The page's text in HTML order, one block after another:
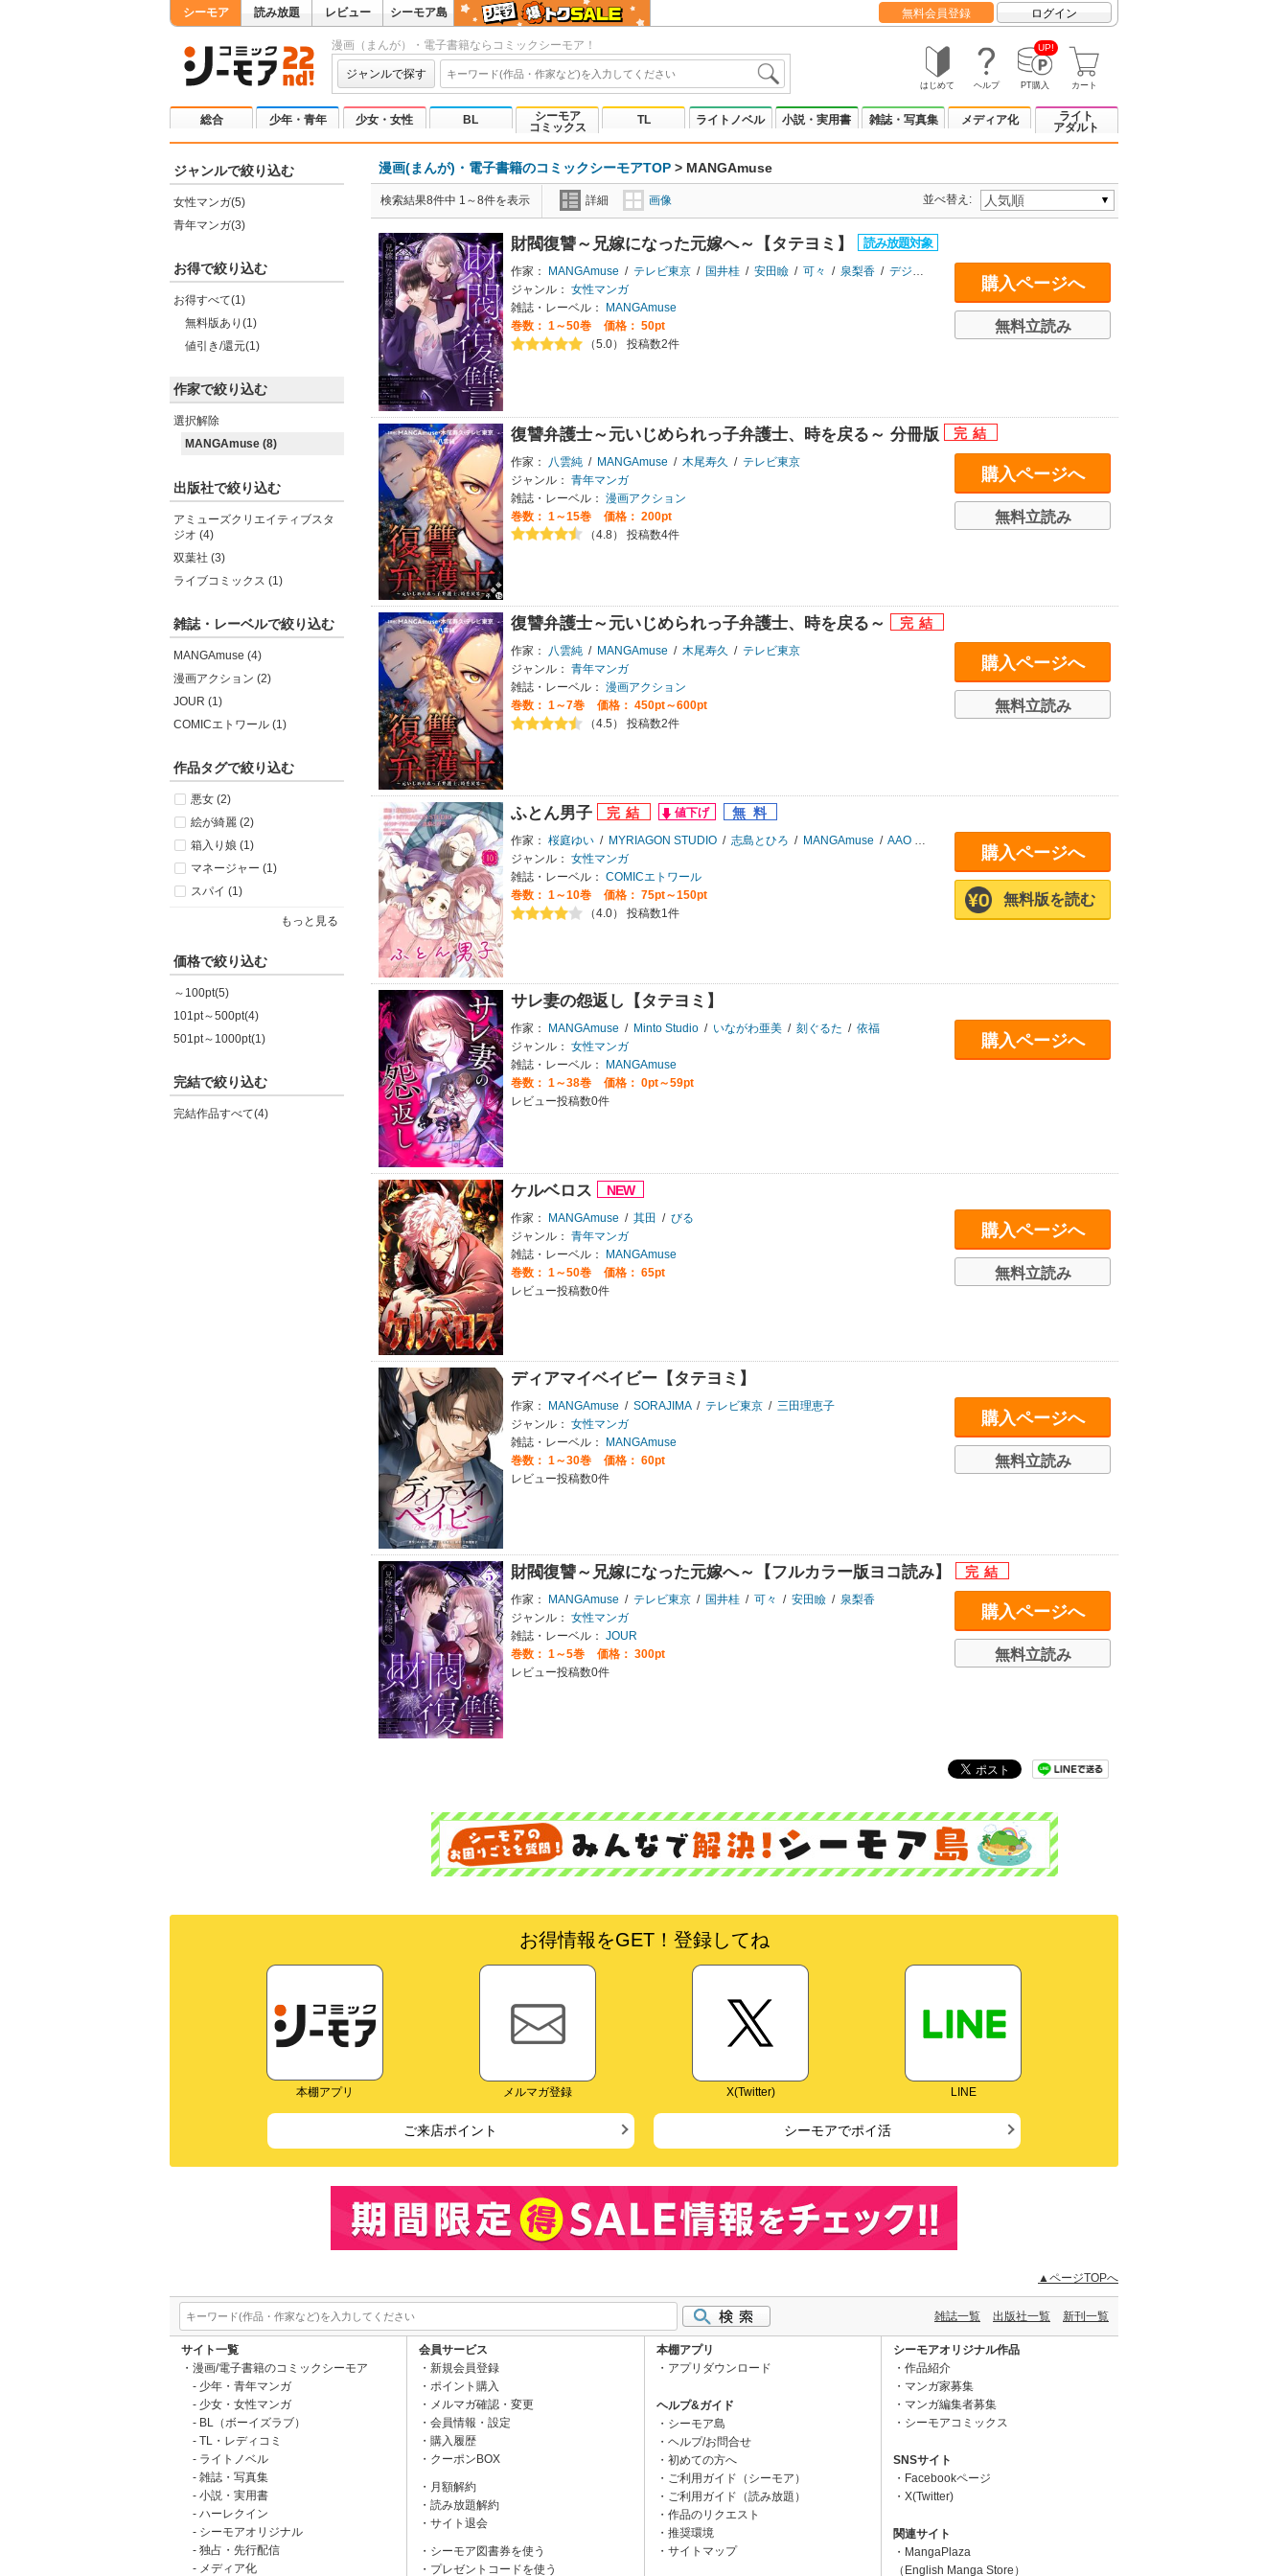
シーモア 読み放題 レビュー シーモア島 無料会員登録 ログイン
漫画（まんが）・電子書籍ならコミックシーモア！
ジャンルで探す
はじめて ヘルプ
UP!
PT購入 カート
総合 少年・青年 少女・女性 BL
シーモア
コミックス
TL ライトノベル 小説・実用書 雑誌・写真集 メディア化
ライト
アダルト
ジャンルで絞り込む
女性マンガ(5)
青年マンガ(3)
お得で絞り込む
お得すべて(1)
無料版あり(1)
値引き/還元(1)
作家で絞り込む
選択解除
MANGAmuse (8)
出版社で絞り込む
アミューズクリエイティブスタ
ジオ (4)
双葉社 (3)
ライブコミックス (1)
雑誌・レーベルで絞り込む
MANGAmuse (4)
漫画アクション (2)
JOUR (1)
COMICエトワール (1)
作品タグで絞り込む
悪女 (2)
絵が綺麗 (2)
箱入り娘 (1)
マネージャー (1)
スパイ (1)
もっと見る
価格で絞り込む
～100pt(5)
101pt～500pt(4)
501pt～1000pt(1)
完結で絞り込む
完結作品すべて(4)
漫画(まんが)・電子書籍のコミックシーモアTOP > MANGAmuse
検索結果8件中 1～8件を表示 詳細 画像 並べ替え:
財閥復讐～兄嫁になった元嫁へ～【タテヨミ】
作家： MANGAmuse / テレビ東京 / 国井桂 / 安田瞼 / 可々 / 泉梨香 / デジタル職人
ジャンル： 女性マンガ
雑誌・レーベル：
MANGAmuse
巻数： 1～50巻
価格： 50pt
（5.0） 投稿数2件
購入ページへ
無料立読み
復讐弁護士～元いじめられっ子弁護士、時を戻る～ 分冊版
作家： 八雲純 / MANGAmuse / 木尾寿久 / テレビ東京
ジャンル： 青年マンガ
雑誌・レーベル： 漫画アクション
巻数： 1～15巻
価格： 200pt
（4.8） 投稿数4件
購入ページへ
無料立読み
復讐弁護士～元いじめられっ子弁護士、時を戻る～
作家： 八雲純 / MANGAmuse / 木尾寿久 / テレビ東京
ジャンル： 青年マンガ
雑誌・レーベル： 漫画アクション
巻数： 1～7巻
価格： 450pt～600pt
（4.5） 投稿数2件
購入ページへ
無料立読み
ふとん男子
作家： 桜庭ゆい / MYRIAGON STUDIO / 志島とひろ / MANGAmuse / AAO Project
エトワール編集部
ジャンル： 女性マンガ
雑誌・レーベル： COMICエトワール
巻数： 1～10巻
価格： 75pt～150pt
（4.0） 投稿数1件
購入ページへ
無料版を読む
サレ妻の怨返し【タテヨミ】
作家： MANGAmuse / Minto Studio / いながわ亜美 / 刻ぐるた / 依福
ジャンル： 女性マンガ
雑誌・レーベル：
MANGAmuse
巻数： 1～38巻
価格： 0pt～59pt
レビュー投稿数0件
購入ページへ
ケルベロス
作家： MANGAmuse / 其田 / びる
ジャンル： 青年マンガ
雑誌・レーベル：
MANGAmuse
巻数： 1～50巻
価格： 65pt
レビュー投稿数0件
購入ページへ
無料立読み
ディアマイベイビー【タテヨミ】
作家： MANGAmuse / SORAJIMA / テレビ東京 / 三田理恵子
ジャンル： 女性マンガ
雑誌・レーベル：
MANGAmuse
巻数： 1～30巻
価格： 60pt
レビュー投稿数0件
購入ページへ
無料立読み
財閥復讐～兄嫁になった元嫁へ～【フルカラー版ヨコ読み】
作家： MANGAmuse / テレビ東京 / 国井桂 / 可々 / 安田瞼 / 泉梨香
ジャンル： 女性マンガ
雑誌・レーベル： JOUR
巻数： 1～5巻
価格： 300pt
レビュー投稿数0件
購入ページへ
無料立読み
お得情報をGET！登録してね
本棚アプリ メルマガ登録 X(Twitter) LINE
ご来店ポイント シーモアでポイ活
▲ページTOPへ
雑誌一覧 出版社一覧 新刊一覧
サイト一覧
漫画/電子書籍のコミックシーモア
少年・青年マンガ
少女・女性マンガ
BL（ボーイズラブ）
TL・レディコミ
ライトノベル
雑誌・写真集
小説・実用書
ハーレクイン
シーモアオリジナル
独占・先行配信
メディア化
会員サービス
新規会員登録
ポイント購入
メルマガ確認・変更
会員情報・設定
購入履歴
クーポンBOX
月額解約
読み放題解約
サイト退会
シーモア図書券を使う
プレゼントコードを使う
本棚アプリ
アプリダウンロード
ヘルプ&ガイド
シーモア島
ヘルプ/お問合せ
初めての方へ
ご利用ガイド（シーモア）
ご利用ガイド（読み放題）
作品のリクエスト
推奨環境
サイトマップ
シーモアオリジナル作品
作品紹介
マンガ家募集
マンガ編集者募集
シーモアコミックス
SNSサイト
Facebookページ
X(Twitter)
関連サイト
MangaPlaza
（English Manga Store）